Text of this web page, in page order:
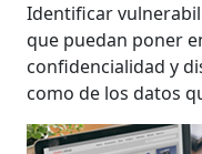
Identificar
que puedan poner
confidencialidad y
como de los datos